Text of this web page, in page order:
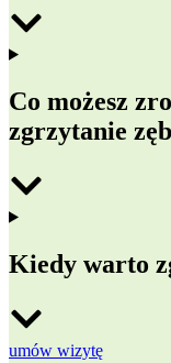
Co możesz
zgrzytanie
Kiedy warto
umów wizytę